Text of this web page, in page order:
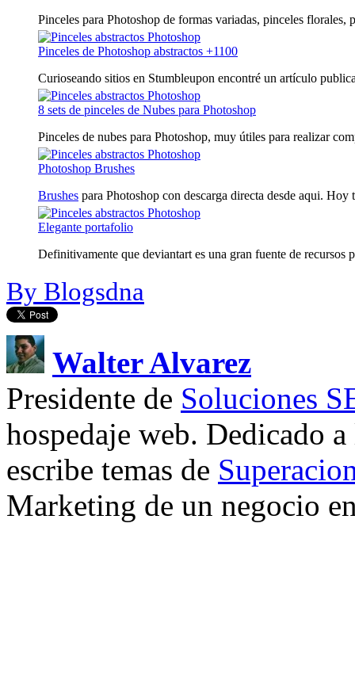
Pinceles para Photoshop de formas variadas, pinceles florales,
Pinceles de Photoshop abstractos +1100
Curioseando sitios en Stumbleupon encontré un artículo
8 sets de pinceles de Nubes para Photoshop
Pinceles de nubes para Photoshop, muy útiles para realizar
Photoshop Brushes
Brushes para Photoshop con descarga directa desde aqui. Hoy
Elegante portafolio
Definitivamente que deviantart es una gran fuente de recursos
By Blogsdna
Walter Alvarez
Presidente de Soluciones
hospedaje web. Dedicado
escribe temas de
Marketing de un negocio